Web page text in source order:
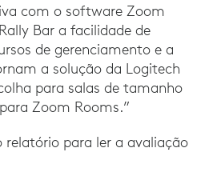
com o software Zoom
Bar a facilidade de
de gerenciamento e a
a solução da Logitech
para salas de tamanho
Zoom Rooms.”
relatório para ler a avaliação